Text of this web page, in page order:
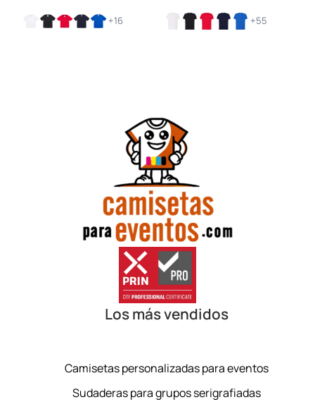
+55 +18
Los más vendidos
Camisetas personalizadas para eventos
Sudaderas para grupos serigrafiadas